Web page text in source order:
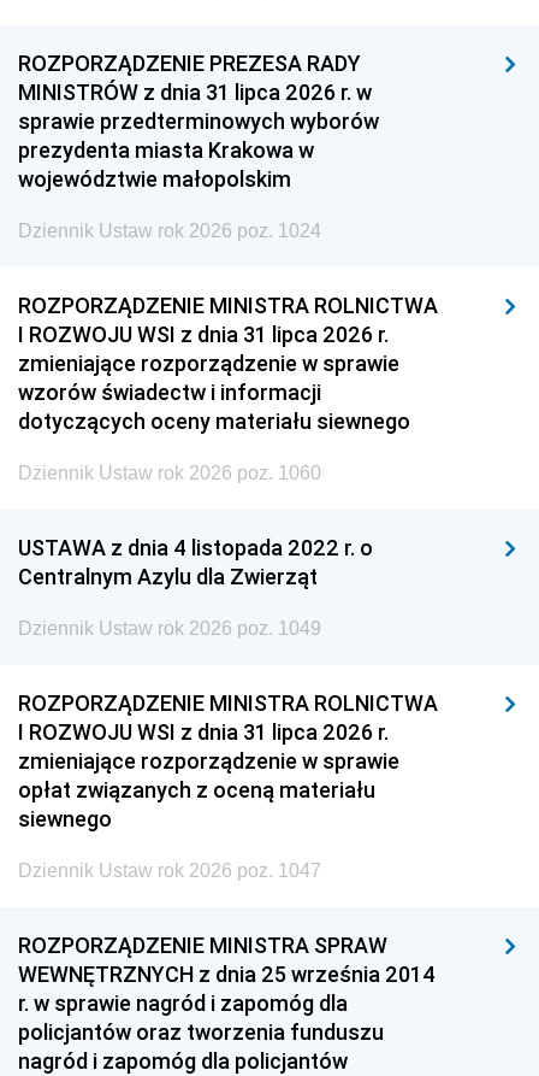
ROZPORZĄDZENIE PREZESA RADY
MINISTRÓW z dnia 31 lipca 2026 r. w
sprawie przedterminowych wyborów
prezydenta miasta Krakowa w
województwie małopolskim
Dziennik Ustaw rok 2026 poz. 1024
ROZPORZĄDZENIE MINISTRA ROLNICTWA
I ROZWOJU WSI z dnia 31 lipca 2026 r.
zmieniające rozporządzenie w sprawie
wzorów świadectw i informacji
dotyczących oceny materiału siewnego
Dziennik Ustaw rok 2026 poz. 1060
USTAWA z dnia 4 listopada 2022 r. o
Centralnym Azylu dla Zwierząt
Dziennik Ustaw rok 2026 poz. 1049
ROZPORZĄDZENIE MINISTRA ROLNICTWA
I ROZWOJU WSI z dnia 31 lipca 2026 r.
zmieniające rozporządzenie w sprawie
opłat związanych z oceną materiału
siewnego
Dziennik Ustaw rok 2026 poz. 1047
ROZPORZĄDZENIE MINISTRA SPRAW
WEWNĘTRZNYCH z dnia 25 września 2014
r. w sprawie nagród i zapomóg dla
policjantów oraz tworzenia funduszu
nagród i zapomóg dla policjantów